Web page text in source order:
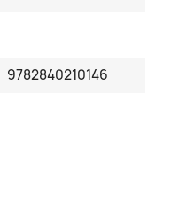
9782840210146